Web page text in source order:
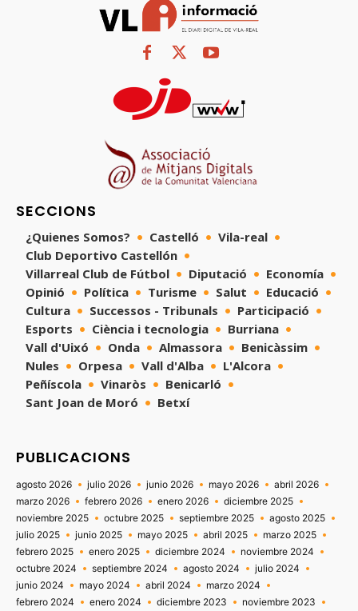
SECCIONS
¿Quienes Somos? Castelló
Vila-real
Club Deportivo Castellón
Villarreal Club de Fútbol
Diputació
Economía
Opinió
Política Turisme Salut
Educació
Cultura
Successos - Tribunals
Participació
Esports
Ciència i tecnologia
Burriana
Vall d'Uixó
Onda Almassora
Benicàssim
Nules
Orpesa Vall d'Alba
L'Alcora
Peñíscola
Vinaròs
Benicarló
Sant Joan de Moró
Betxí
PUBLICACIONS
agosto 2026 julio 2026 junio 2026 mayo 2026
abril 2026
marzo 2026
febrero 2026 enero 2026
diciembre 2025
noviembre 2025
octubre 2025 septiembre 2025
agosto 2025
julio 2025
junio 2025 mayo 2025 abril 2025
marzo 2025
febrero 2025
enero 2025 diciembre 2024
noviembre 2024
octubre 2024
septiembre 2024 agosto 2024
julio 2024
junio 2024
mayo 2024 abril 2024
marzo 2024
febrero 2024
enero 2024 diciembre 2023
noviembre 2023